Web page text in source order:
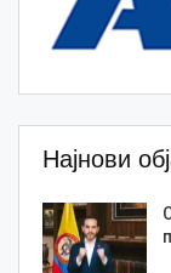
Најнови